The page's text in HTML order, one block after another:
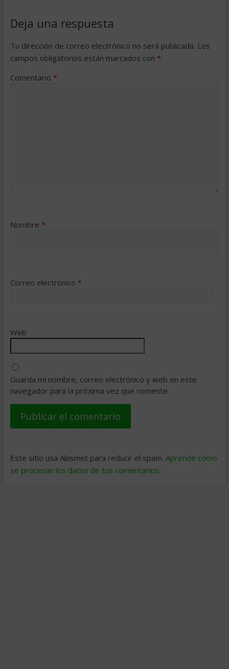
Deja una respuesta
Tu dirección de correo electrónico no será publicada. Los
campos obligatorios están marcados con *
Comentario *
Nombre *
Correo electrónico *
Web
Guarda mi nombre, correo electrónico y web en este
navegador para la próxima vez que comente.
Este sitio usa Akismet para reducir el spam. Aprende cómo
se procesan los datos de tus comentarios.